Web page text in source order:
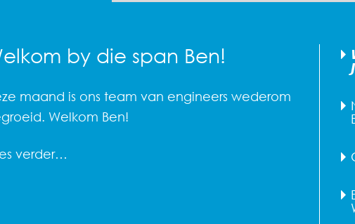
by die span Ben!
maand is ons team van engineers wederom
Welkom Ben!
verder…